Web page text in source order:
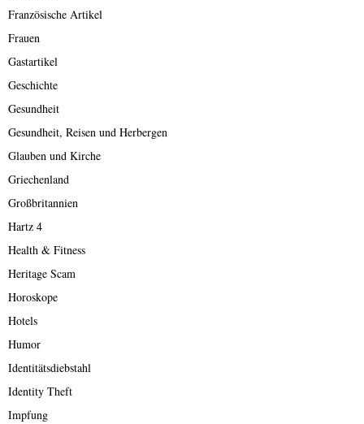
Französische Artikel
Frauen
Gastartikel
Geschichte
Gesundheit
Gesundheit, Reisen und Herbergen
Glauben und Kirche
Griechenland
Großbritannien
Hartz 4
Health & Fitness
Heritage Scam
Horoskope
Hotels
Humor
Identitätsdiebstahl
Identity Theft
Impfung